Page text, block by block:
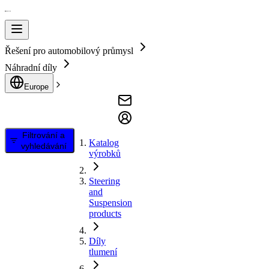
Řešení pro automobilový průmysl
Náhradní díly
Europe
Filtrování a
vyhledávání
Katalog
výrobků
Steering
and
Suspension
products
Díly
tlumení